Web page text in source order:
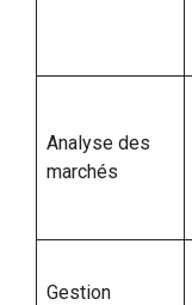
Analyse des
marchés
Gestion